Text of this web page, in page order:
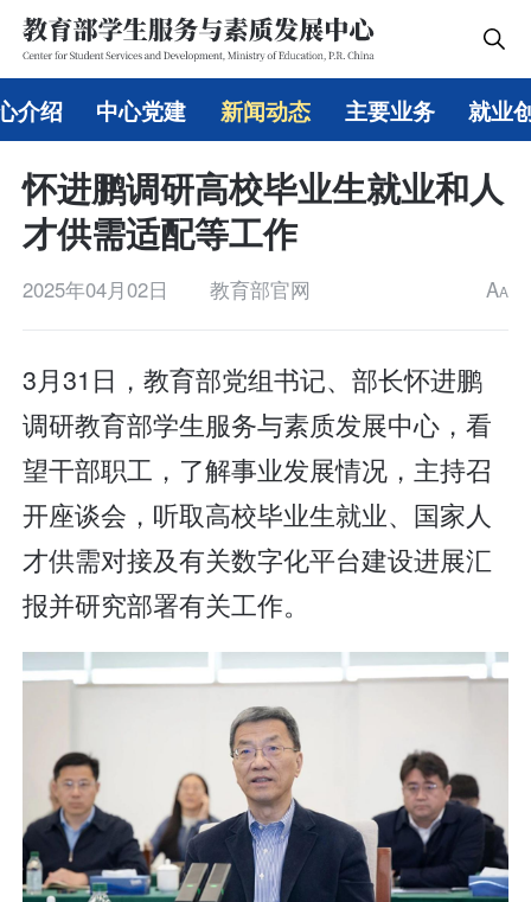
介绍 中心党建 新闻动态 主要业务 就业
怀进鹏调研高校毕业生就业和人
才供需适配等工作
2025年04月02日 教育部官网 AA
3月31日，教育部党组书记、部长怀进鹏
调研教育部学生服务与素质发展中心，看
望干部职工，了解事业发展情况，主持召
开座谈会，听取高校毕业生就业、国家人
才供需对接及有关数字化平台建设进展汇
报并研究部署有关工作。